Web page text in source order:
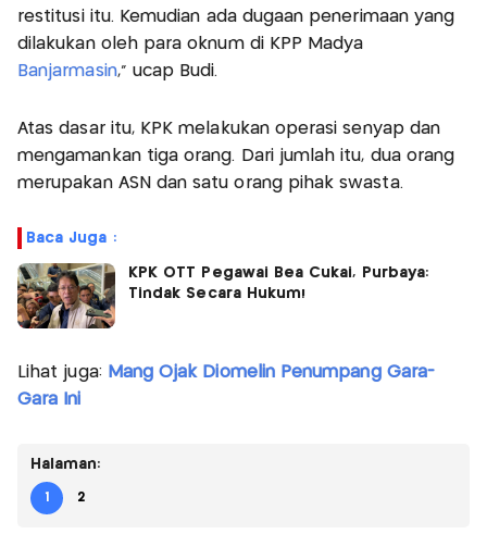
restitusi itu. Kemudian ada dugaan penerimaan yang
dilakukan oleh para oknum di KPP Madya
Banjarmasin," ucap Budi.
Atas dasar itu, KPK melakukan operasi senyap dan
mengamankan tiga orang. Dari jumlah itu, dua orang
merupakan ASN dan satu orang pihak swasta.
Baca Juga :
KPK OTT Pegawai Bea Cukai, Purbaya:
Tindak Secara Hukum!
Lihat juga: Mang Ojak Diomelin Penumpang Gara-
Gara Ini
Halaman:
1 2